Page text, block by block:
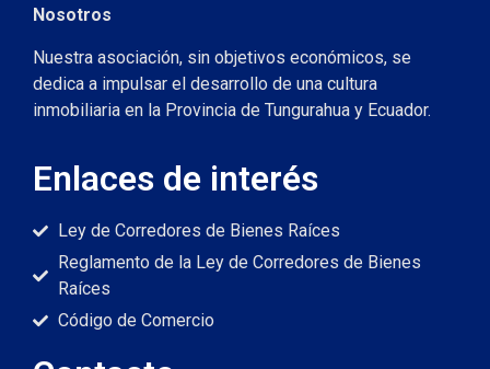
Nosotros
Nuestra asociación, sin objetivos económicos, se
dedica a impulsar el desarrollo de una cultura
inmobiliaria en la Provincia de Tungurahua y Ecuador.
Enlaces de interés
Ley de Corredores de Bienes Raíces
Reglamento de la Ley de Corredores de Bienes
Raíces
Código de Comercio